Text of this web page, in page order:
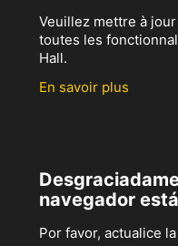
Veuillez mettre à
toutes les
Hall.
En savoir plus
navegador
Por favor, actualice